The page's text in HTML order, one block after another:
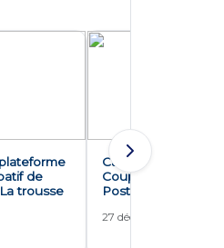
de
trousse
Cap sur les 8èmes
Coupe de France
Poste
27 décembre 2025